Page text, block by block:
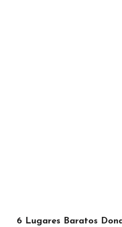
6 Lugares Baratos